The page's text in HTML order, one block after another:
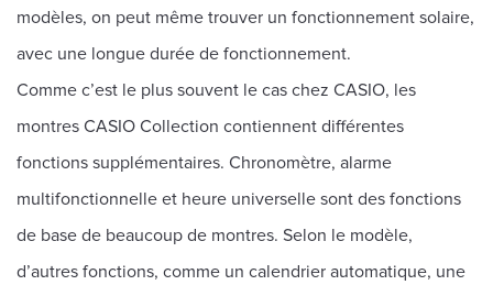
modèles, on peut même trouver un fonctionnement solaire,
avec une longue durée de fonctionnement.
Comme c’est le plus souvent le cas chez CASIO, les
montres CASIO Collection contiennent différentes
fonctions supplémentaires. Chronomètre, alarme
multifonctionnelle et heure universelle sont des fonctions
de base de beaucoup de montres. Selon le modèle,
d’autres fonctions, comme un calendrier automatique, une